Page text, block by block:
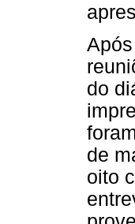
do
de
oito